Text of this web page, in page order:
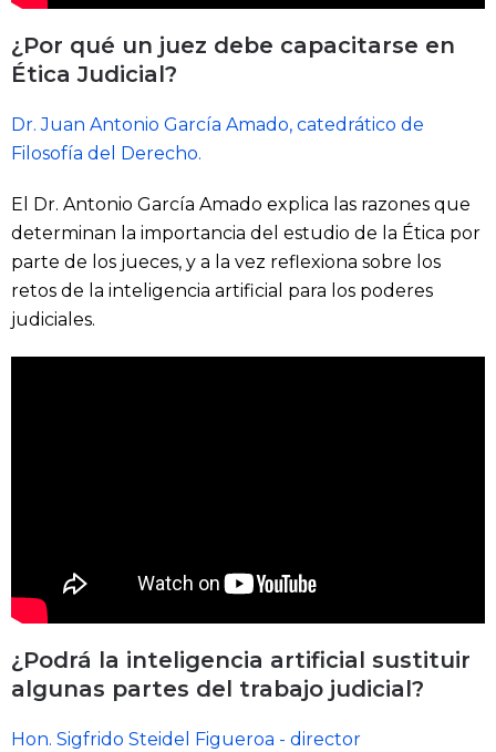
¿Por qué un juez debe capacitarse en
Ética Judicial?
Dr. Juan Antonio García Amado, catedrático de
Filosofía del Derecho.
El Dr. Antonio García Amado explica las razones que
determinan la importancia del estudio de la Ética por
parte de los jueces, y a la vez reflexiona sobre los
retos de la inteligencia artificial para los poderes
judiciales.
¿Podrá la inteligencia artificial sustituir
algunas partes del trabajo judicial?
Hon. Sigfrido Steidel Figueroa - director